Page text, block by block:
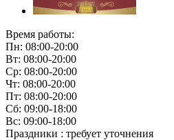
Время работы:
Пн: 08:00-20:00
Вт: 08:00-20:00
Ср: 08:00-20:00
Чт: 08:00-20:00
Пт: 08:00-20:00
Сб: 09:00-18:00
Вс: 09:00-18:00
Праздники : требует уточнения